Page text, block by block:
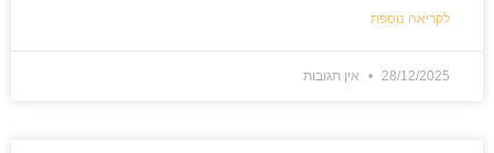
לקריאה נוספת
28/12/2025 אין תגובות